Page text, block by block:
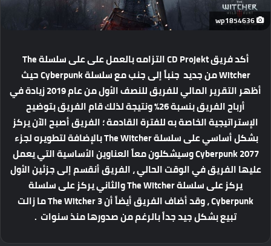
wp1854636
أكد فريق CD Projekt التزامه بالعمل على على سلسلة The
Witcher من جديد جنباً إلى جنب مع سلسلة Cyberpunk حيث
أظهر التقرير المالي للفريق للنصف الأول من عام 2019 زيادة في
أرباح الفريق بنسبة 26% ونتيجة لذلك قام الفريق بتوضيح
الإستراتيجية الخاصة به للفترة القادمة ؛ الفريق أصبح الآن يركز
بشكل أساسي على سلسلة The Witcher بالإضافة لتطويره لجزء
Cyberpunk 2077 وسيشكلون معاً العناوين الأساسية التي يعمل
عليها الفريق في الوقت الحالي ، الفريق أنقسم إلى جزئين الأول
يركز على سلسلة The Witcher والثاني يركز على سلسلة
Cyberpunk ، وقد أضاف الفريق أيضاً أن The Witcher 3 ما زالت
تبيع بشكل جيد جداً بالرغم من صدورها منذ سنوات .